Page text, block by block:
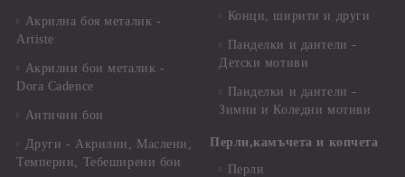
Акрилна боя металик -
Artiste
Акрилни бои металик -
Dora Cadence
Антични бои
Други - Акрилни, Маслени,
Темперни, Тебеширени бои
Конци, ширити и други
Панделки и дантели -
Детски мотиви
Панделки и дантели -
Зимни и Коледни мотиви
Перли,камъчета и копчета
Перли